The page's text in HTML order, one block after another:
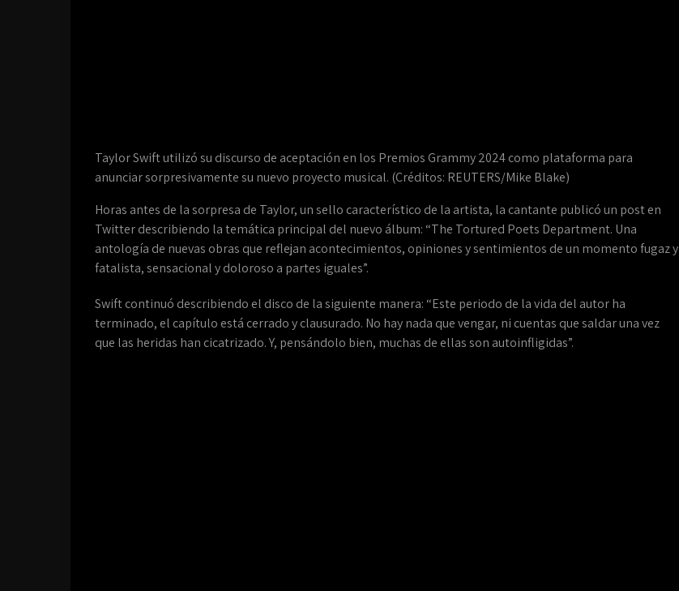
Taylor Swift utilizó su discurso de aceptación en los Premios Grammy 2024 como plataforma para
anunciar sorpresivamente su nuevo proyecto musical. (Créditos: REUTERS/Mike Blake)
Horas antes de la sorpresa de Taylor, un sello característico de la artista, la cantante publicó un post en
Twitter describiendo la temática principal del nuevo álbum: “The Tortured Poets Department. Una
antología de nuevas obras que reflejan acontecimientos, opiniones y sentimientos de un momento fugaz y
fatalista, sensacional y doloroso a partes iguales”.
Swift continuó describiendo el disco de la siguiente manera: “Este periodo de la vida del autor ha
terminado, el capítulo está cerrado y clausurado. No hay nada que vengar, ni cuentas que saldar una vez
que las heridas han cicatrizado. Y, pensándolo bien, muchas de ellas son autoinfligidas”.